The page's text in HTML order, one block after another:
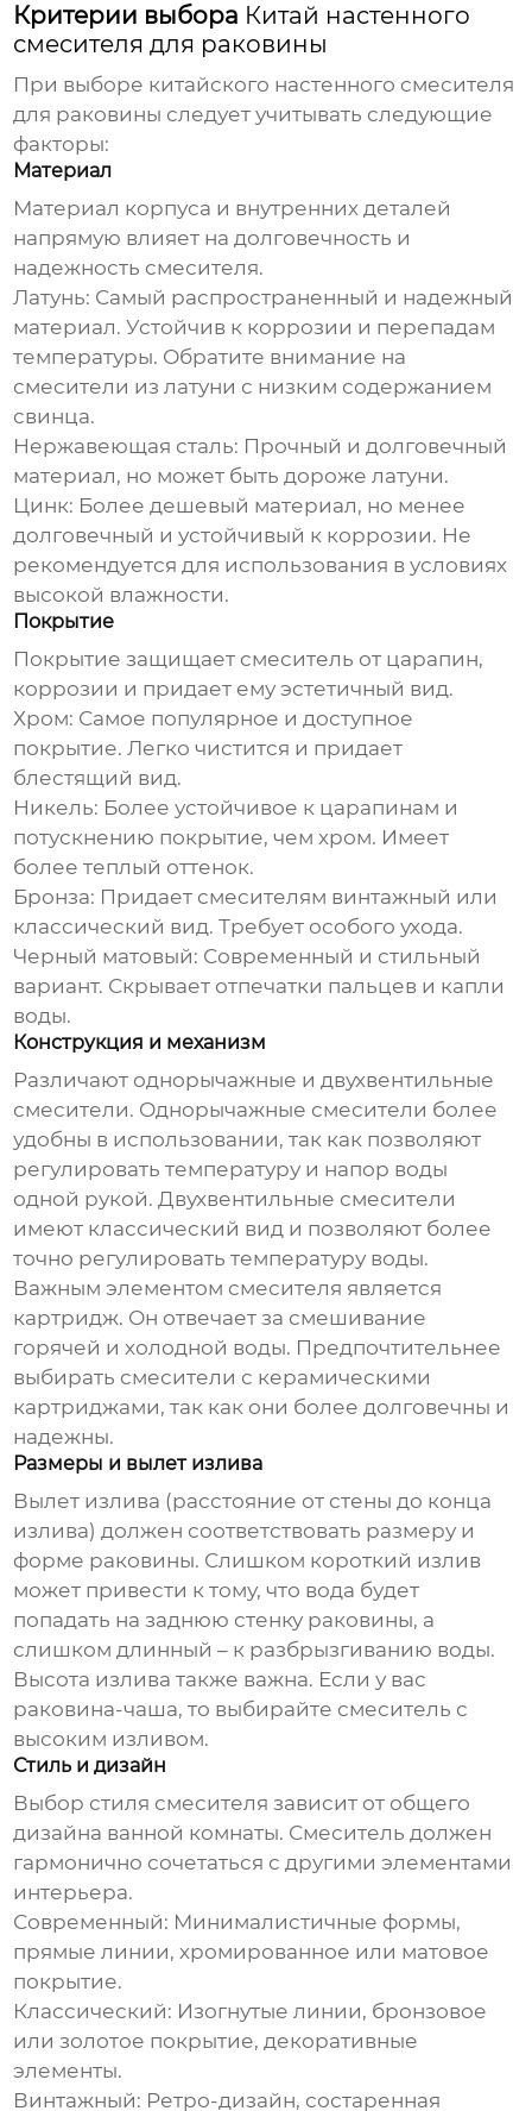
Критерии выбора Китай настенного
смесителя для раковины
При выборе китайского настенного смесителя
для раковины следует учитывать следующие
факторы:
Материал
Материал корпуса и внутренних деталей
напрямую влияет на долговечность и
надежность смесителя.
Латунь: Самый распространенный и надежный
материал. Устойчив к коррозии и перепадам
температуры. Обратите внимание на
смесители из латуни с низким содержанием
свинца.
Нержавеющая сталь: Прочный и долговечный
материал, но может быть дороже латуни.
Цинк: Более дешевый материал, но менее
долговечный и устойчивый к коррозии. Не
рекомендуется для использования в условиях
высокой влажности.
Покрытие
Покрытие защищает смеситель от царапин,
коррозии и придает ему эстетичный вид.
Хром: Самое популярное и доступное
покрытие. Легко чистится и придает
блестящий вид.
Никель: Более устойчивое к царапинам и
потускнению покрытие, чем хром. Имеет
более теплый оттенок.
Бронза: Придает смесителям винтажный или
классический вид. Требует особого ухода.
Черный матовый: Современный и стильный
вариант. Скрывает отпечатки пальцев и капли
воды.
Конструкция и механизм
Различают однорычажные и двухвентильные
смесители. Однорычажные смесители более
удобны в использовании, так как позволяют
регулировать температуру и напор воды
одной рукой. Двухвентильные смесители
имеют классический вид и позволяют более
точно регулировать температуру воды.
Важным элементом смесителя является
картридж. Он отвечает за смешивание
горячей и холодной воды. Предпочтительнее
выбирать смесители с керамическими
картриджами, так как они более долговечны и
надежны.
Размеры и вылет излива
Вылет излива (расстояние от стены до конца
излива) должен соответствовать размеру и
форме раковины. Слишком короткий излив
может привести к тому, что вода будет
попадать на заднюю стенку раковины, а
слишком длинный – к разбрызгиванию воды.
Высота излива также важна. Если у вас
раковина-чаша, то выбирайте смеситель с
высоким изливом.
Стиль и дизайн
Выбор стиля смесителя зависит от общего
дизайна ванной комнаты. Смеситель должен
гармонично сочетаться с другими элементами
интерьера.
Современный: Минималистичные формы,
прямые линии, хромированное или матовое
покрытие.
Классический: Изогнутые линии, бронзовое
или золотое покрытие, декоративные
элементы.
Винтажный: Ретро-дизайн, состаренная